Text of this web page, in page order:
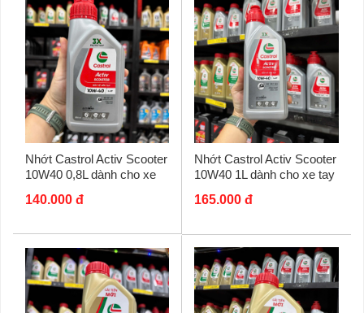
Nhớt Castrol Activ Scooter
10W40 0,8L dành cho xe
140.000 đ
Nhớt Castrol Activ Scooter
10W40 1L dành cho xe tay
165.000 đ